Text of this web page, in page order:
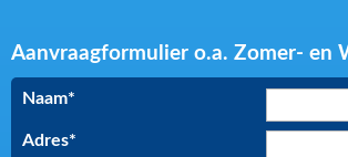
Aanvraagformulier o.a. Zomer- en
Naam*
Adres*